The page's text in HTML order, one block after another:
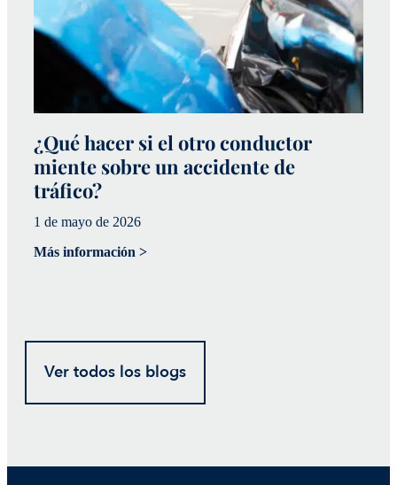
¿Qué hacer si el otro conductor
miente sobre un accidente de
tráfico?
1 de mayo de 2026
Más información >
Ver todos los blogs